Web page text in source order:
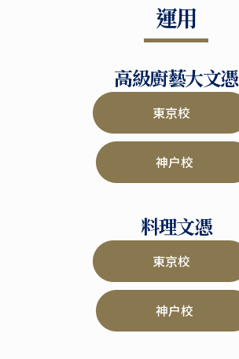
運用
高級廚藝大文憑
東京校
神户校
料理文憑
東京校
神户校